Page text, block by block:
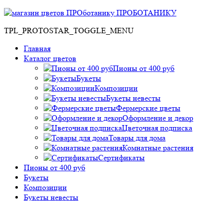
ПРОБОТАНИКУ
TPL_PROTOSTAR_TOGGLE_MENU
Главная
Каталог цветов
Пионы от 400 руб
Букеты
Композиции
Букеты невесты
Фермерские цветы
Оформление и декор
Цветочная подписка
Товары для дома
Комнатные растения
Сертификаты
Пионы от 400 руб
Букеты
Композиции
Букеты невесты